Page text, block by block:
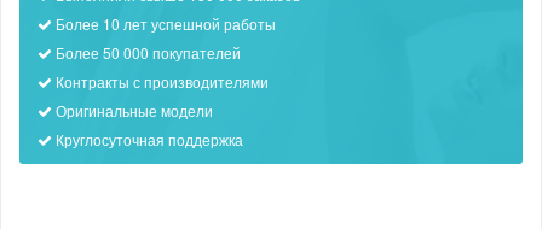
Более 10 лет успешной работы
Более 50 000 покупателей
Контракты с производителями
Оригинальные модели
Круглосуточная поддержка